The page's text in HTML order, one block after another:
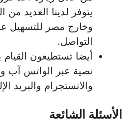
يتوفر لدينا العديد من
وخارج مصر للتسهيل
التواصل.
أيضا تستطيعون
نصية عبر الواتس آب
والانستجرام والبريد
الأسئلة الشائعة